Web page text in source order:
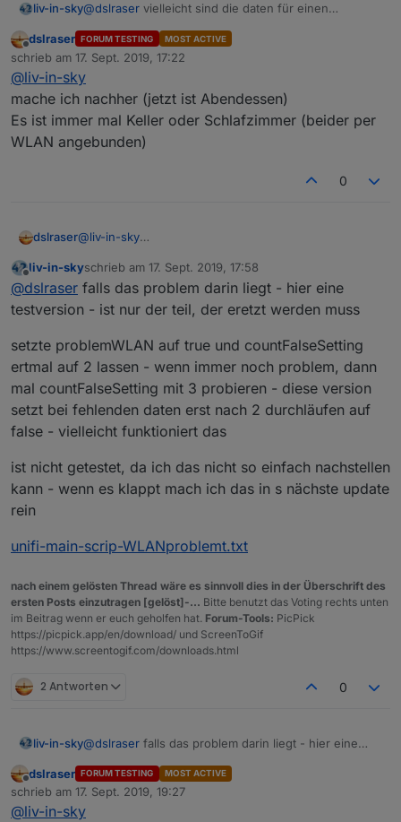
liv-in-sky@dslraser vielleicht sind die daten für einen
immer der keller ap ist - ist dies der fall, würde das
script auch sofort auf false setzen - unabhängig von
der uap -
wäre dies der fall, kannst du mal dieses log ansehen
-beobachten
einfach das my bei mylog wieder entfernen
Offline
dslraser FORUM TESTING MOST ACTIVE
schrieb am 17. Sept. 2019, 17:22
zuletzt editiert von
@liv-in-sky
mache ich nachher (jetzt ist Abendessen)
Es ist immer mal Keller oder Schlafzimmer (beider per
WLAN angebunden)
0
dslraser@liv-in-sky
Es ist immer mal Keller oder Schlafzimmer (beider per
WLAN angebunden)
Offline
liv-in-skyschrieb am 17. Sept. 2019, 17:58
zuletzt editiert von
@dslraser falls das problem darin liegt - hier eine
testversion - ist nur der teil, der eretzt werden muss
setzte problemWLAN auf true und countFalseSetting
ertmal auf 2 lassen - wenn immer noch problem, dann
mal countFalseSetting mit 3 probieren - diese version
setzt bei fehlenden daten erst nach 2 durchläufen auf
false - vielleicht funktioniert das
ist nicht getestet, da ich das nicht so einfach nachstellen
kann - wenn es klappt mach ich das in s nächste update
rein
unifi-main-scrip-WLANproblemt.txt
nach einem gelösten Thread wäre es sinnvoll dies in der Überschrift des
ersten Posts einzutragen [gelöst]-... Bitte benutzt das Voting rechts unten
im Beitrag wenn er euch geholfen hat. Forum-Tools: PicPick
https://picpick.app/en/download/ und ScreenToGif
https://www.screentogif.com/downloads.html
2 Antworten 0
liv-in-sky@dslraser falls das problem darin liegt - hier eine
setzte problemWLAN auf true und countFalseSetting
ertmal auf 2 lassen - wenn immer noch problem,
dann mal countFalseSetting mit 3 probieren - diese
ist nicht getestet, da ich das nicht so einfach
Offline
dslraser FORUM TESTING MOST ACTIVE
schrieb am 17. Sept. 2019, 19:27
zuletzt editiert von
@liv-in-sky